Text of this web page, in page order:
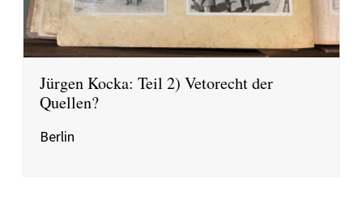
Jürgen Kocka: Teil 2) Vetorecht der
Quellen?
Berlin